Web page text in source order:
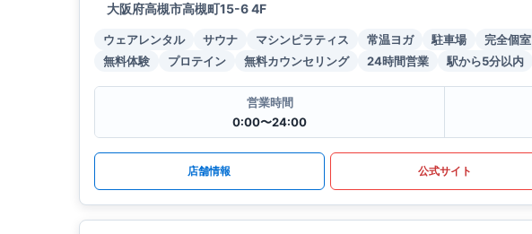
大阪府高槻市高槻町15-6 4F
ウェアレンタル サウナ マシンピラティス 常温ヨガ 駐車場
完全個室
無料体験
プロテイン 無料カウンセリング 24時間営業 駅から5分以内
営業時間
0:00〜24:00
店舗情報 公式サイト